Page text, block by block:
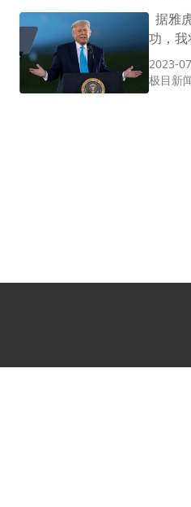
据雅
功，
2023-
极目新